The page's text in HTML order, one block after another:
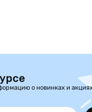
о новинках и